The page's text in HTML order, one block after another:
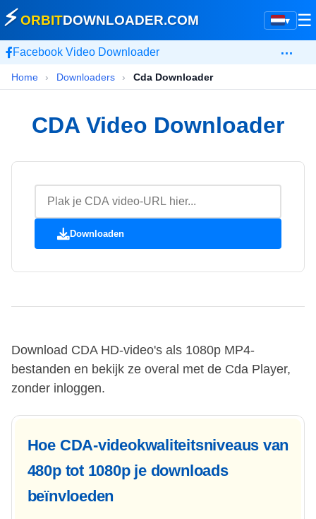
▾
⚡ORBITDOWNLOADER.COM ☰
Facebook Video Downloader …
Home › Downloaders › Cda Downloader
CDA Video Downloader
Downloaden
Download CDA HD-video's als 1080p MP4-
bestanden en bekijk ze overal met de Cda Player,
zonder inloggen.
Hoe CDA-videokwaliteitsniveaus van
480p tot 1080p je downloads
beïnvloeden